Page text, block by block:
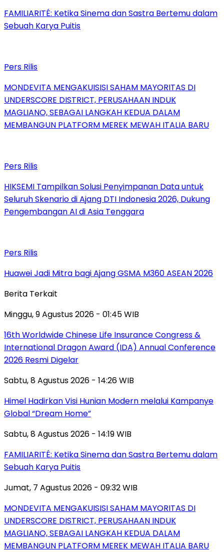
FAMILIARITÉ: Ketika Sinema dan Sastra Bertemu dalam
Sebuah Karya Puitis
Pers Rilis
MONDEVITA MENGAKUISISI SAHAM MAYORITAS DI
UNDERSCORE DISTRICT, PERUSAHAAN INDUK
MAGLIANO, SEBAGAI LANGKAH KEDUA DALAM
MEMBANGUN PLATFORM MEREK MEWAH ITALIA BARU
Pers Rilis
HIKSEMI Tampilkan Solusi Penyimpanan Data untuk
Seluruh Skenario di Ajang DTI Indonesia 2026, Dukung
Pengembangan AI di Asia Tenggara
Pers Rilis
Huawei Jadi Mitra bagi Ajang GSMA M360 ASEAN 2026
Berita Terkait
Minggu, 9 Agustus 2026 - 01:45 WIB
16th Worldwide Chinese Life Insurance Congress &
International Dragon Award (IDA) Annual Conference
2026 Resmi Digelar
Sabtu, 8 Agustus 2026 - 14:26 WIB
Himel Hadirkan Visi Hunian Modern melalui Kampanye
Global “Dream Home”
Sabtu, 8 Agustus 2026 - 14:19 WIB
FAMILIARITÉ: Ketika Sinema dan Sastra Bertemu dalam
Sebuah Karya Puitis
Jumat, 7 Agustus 2026 - 09:32 WIB
MONDEVITA MENGAKUISISI SAHAM MAYORITAS DI
UNDERSCORE DISTRICT, PERUSAHAAN INDUK
MAGLIANO, SEBAGAI LANGKAH KEDUA DALAM
MEMBANGUN PLATFORM MEREK MEWAH ITALIA BARU